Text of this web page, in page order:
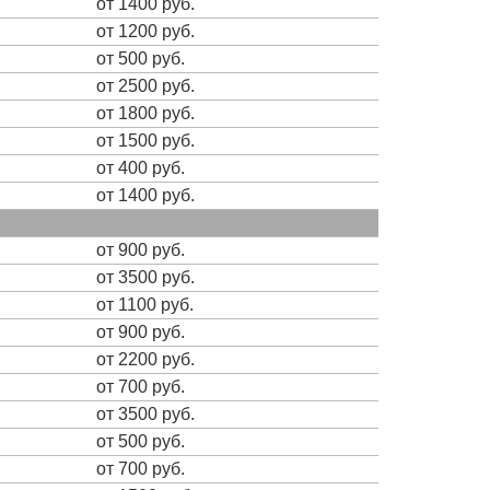
от 1200 руб.
от 500 руб.
от 2500 руб.
от 1800 руб.
от 1500 руб.
от 400 руб.
от 1400 руб.
от 900 руб.
от 3500 руб.
от 1100 руб.
от 900 руб.
от 2200 руб.
от 700 руб.
от 3500 руб.
от 500 руб.
от 700 руб.